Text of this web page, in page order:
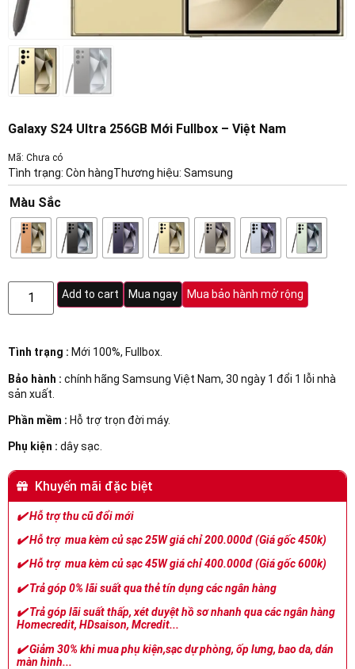
Galaxy S24 Ultra 256GB Mới Fullbox – Việt Nam
Mã: Chưa có
Tình trạng: Còn hàngThương hiệu: Samsung
Màu Sắc
Add to cart Mua ngay Mua bảo hành mở rộng
Tình trạng : Mới 100%, Fullbox.
Bảo hành : chính hãng Samsung Việt Nam, 30 ngày 1 đổi 1 lỗi nhà
sản xuất.
Phần mềm : Hỗ trợ trọn đời máy.
Phụ kiện : dây sạc.
Khuyến mãi đặc biệt
✔️Hỗ trợ thu cũ đổi mới
✔️Hỗ trợ mua kèm củ sạc 25W giá chỉ 200.000đ (Giá gốc 450k)
✔️Hỗ trợ mua kèm củ sạc 45W giá chỉ 400.000đ (Giá gốc 600k)
✔️Trả góp 0% lãi suất qua thẻ tín dụng các ngân hàng
✔️Trả góp lãi suất thấp, xét duyệt hồ sơ nhanh qua các ngân hàng
Homecredit, HDsaison, Mcredit...
✔️Giảm 30% khi mua phụ kiện,sạc dự phòng, ốp lưng, bao da, dán
màn hình...